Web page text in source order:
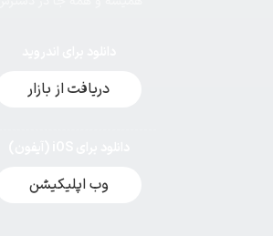
دریافت از بازار
وب اپلیکیشن